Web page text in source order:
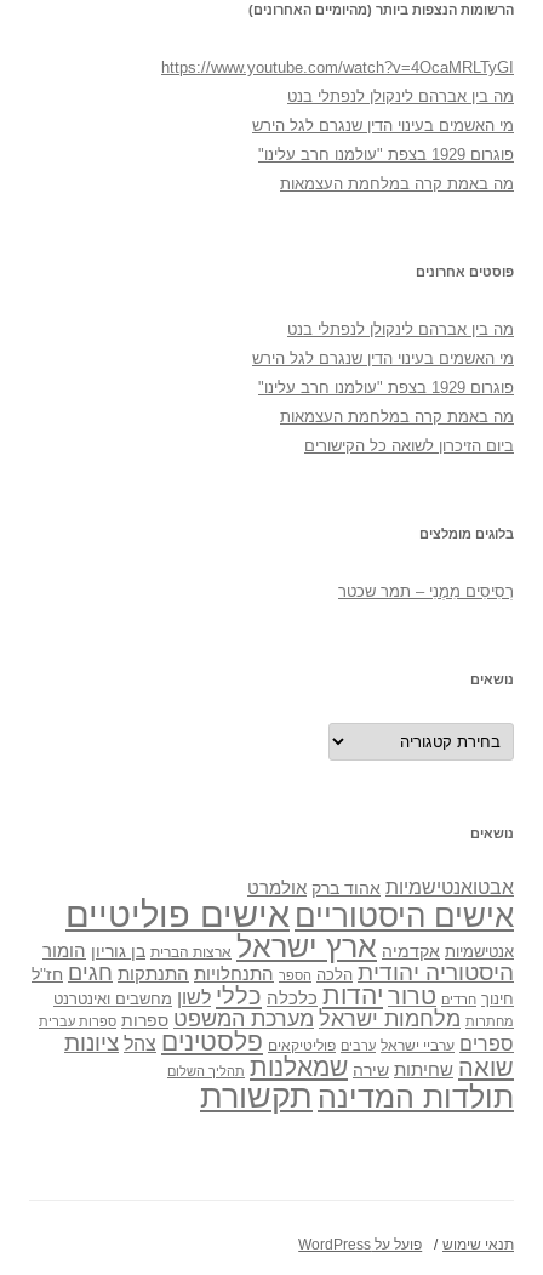
הרשומות הנצפות ביותר (מהיומיים האחרונים)
https://www.youtube.com/watch?v=4OcaMRLTyGI
מה בין אברהם לינקולן לנפתלי בנט
מי האשמים בעינוי הדין שנגרם לגל הירש
פוגרום 1929 בצפת "עולמנו חרב עלינו"
מה באמת קרה במלחמת העצמאות
פוסטים אחרונים
מה בין אברהם לינקולן לנפתלי בנט
מי האשמים בעינוי הדין שנגרם לגל הירש
פוגרום 1929 בצפת "עולמנו חרב עלינו"
מה באמת קרה במלחמת העצמאות
ביום הזיכרון לשואה כל הקישורים
בלוגים מומלצים
רְסִיסִים מִמֶנִי – תמר שכטר
נושאים
נושאים
נושאים
אבטואנטישמיות אהוד ברק אולמרט
אישים היסטוריים אישים פוליטיים
אנטישמיות אקדמיה ארץ ישראל ארצות הברית בן גוריון הומור
היסטוריה יהודית הלכה הספר התנחלויות התנתקות חגים חז"ל
חינוך חרדים טרור יהדות כלכלה כללי לשון מחשבים ואינטרנט
מחתרות מלחמות ישראל מערכת המשפט ספרות ספרות עברית
ספרים ערביי ישראל ערבים פוליטיקאים פלסטינים צהל ציונות
שואה שחיתות שירה שמאלנות תהליך השלום
תולדות המדינה תקשורת
תנאי שימוש פועל על WordPress